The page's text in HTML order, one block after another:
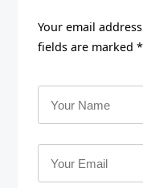
Your email
fields are marked